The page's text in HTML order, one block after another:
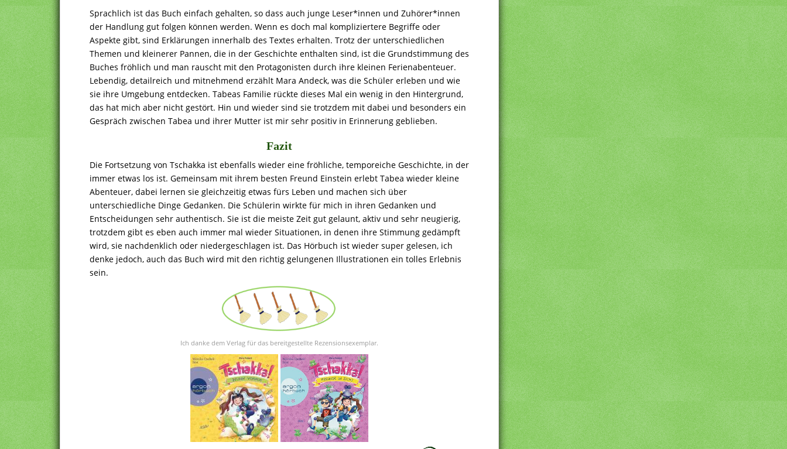
Sprachlich ist das Buch einfach gehalten, so dass auch junge Leser*innen und Zuhörer*innen
der Handlung gut folgen können werden. Wenn es doch mal kompliziertere Begriffe oder
Aspekte gibt, sind Erklärungen innerhalb des Textes erhalten. Trotz der unterschiedlichen
Themen und kleinerer Pannen, die in der Geschichte enthalten sind, ist die Grundstimmung des
Buches fröhlich und man rauscht mit den Protagonisten durch ihre kleinen Ferienabenteuer.
Lebendig, detailreich und mitnehmend erzählt Mara Andeck, was die Schüler erleben und wie
sie ihre Umgebung entdecken. Tabeas Familie rückte dieses Mal ein wenig in den Hintergrund,
das hat mich aber nicht gestört. Hin und wieder sind sie trotzdem mit dabei und besonders ein
Gespräch zwischen Tabea und ihrer Mutter ist mir sehr positiv in Erinnerung geblieben.
Fazit
Die Fortsetzung von Tschakka ist ebenfalls wieder eine fröhliche, temporeiche Geschichte, in der
immer etwas los ist. Gemeinsam mit ihrem besten Freund Einstein erlebt Tabea wieder kleine
Abenteuer, dabei lernen sie gleichzeitig etwas fürs Leben und machen sich über
unterschiedliche Dinge Gedanken. Die Schülerin wirkte für mich in ihren Gedanken und
Entscheidungen sehr authentisch. Sie ist die meiste Zeit gut gelaunt, aktiv und sehr neugierig,
trotzdem gibt es eben auch immer mal wieder Situationen, in denen ihre Stimmung gedämpft
wird, sie nachdenklich oder niedergeschlagen ist. Das Hörbuch ist wieder super gelesen, ich
denke jedoch, auch das Buch wird mit den richtig gelungenen Illustrationen ein tolles Erlebnis
sein.
Ich danke dem Verlag für das bereitgestellte Rezensionsexemplar.